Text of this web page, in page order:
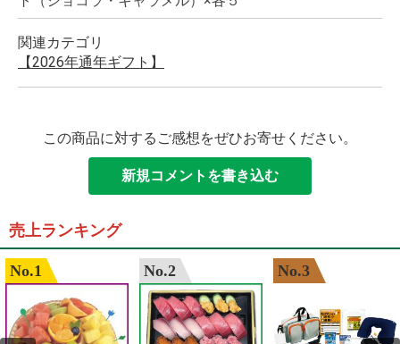
関連カテゴリ
【2026年通年ギフト】
この商品に対するご感想をぜひお寄せください。
新規コメントを書き込む
売上ランキング
No.1 No.2 No.3